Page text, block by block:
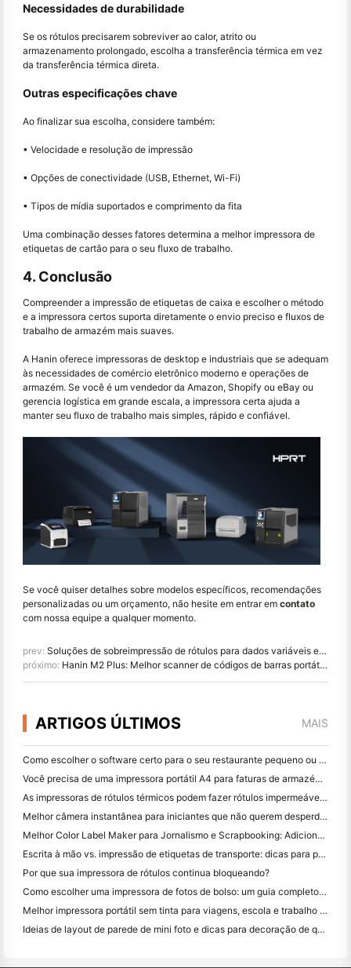
Necessidades de durabilidade
Se os rótulos precisarem sobreviver ao calor, atrito ou
armazenamento prolongado, escolha a transferência térmica em vez
da transferência térmica direta.
Outras especificações chave
Ao finalizar sua escolha, considere também:
• Velocidade e resolução de impressão
• Opções de conectividade (USB, Ethernet, Wi-Fi)
• Tipos de mídia suportados e comprimento da fita
Uma combinação desses fatores determina a melhor impressora de
etiquetas de cartão para o seu fluxo de trabalho.
4. Conclusão
Compreender a impressão de etiquetas de caixa e escolher o método
e a impressora certos suporta diretamente o envio preciso e fluxos de
trabalho de armazém mais suaves.
A Hanin oferece impressoras de desktop e industriais que se adequam
às necessidades de comércio eletrônico moderno e operações de
armazém. Se você é um vendedor da Amazon, Shopify ou eBay ou
gerencia logística em grande escala, a impressora certa ajuda a
manter seu fluxo de trabalho mais simples, rápido e confiável.
Se você quiser detalhes sobre modelos específicos, recomendações
personalizadas ou um orçamento, não hesite em entrar em contato
com nossa equipe a qualquer momento.
prev: Soluções de sobreimpressão de rótulos para dados variáveis em rótulos pré-impressos
próximo: Hanin M2 Plus: Melhor scanner de códigos de barras portátil Android para armazenamento
ARTIGOS ÚLTIMOS MAIS
Como escolher o software certo para o seu restaurante pequeno ou médio
Você precisa de uma impressora portátil A4 para faturas de armazém? O que realmente funciona
As impressoras de rótulos térmicos podem fazer rótulos impermeáveis ​​para produtos de pequenas empresas?
Melhor câmera instantânea para iniciantes que não querem desperdiçar papel
Melhor Color Label Maker para Jornalismo e Scrapbooking: Adicione Mais Cor a Cada Página
Escrita à mão vs. impressão de etiquetas de transporte: dicas para pequenas empresas em 2026
Por que sua impressora de rótulos continua bloqueando?
Como escolher uma impressora de fotos de bolso: um guia completo para usuários de jornal, viagens e iPhone
Melhor impressora portátil sem tinta para viagens, escola e trabalho móvel: Hanin MT620 Pro Review
Ideias de layout de parede de mini foto e dicas para decoração de quarto e dormitório